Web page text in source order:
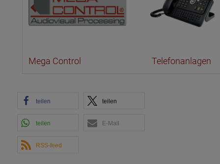
Mega Control Telefonanlagen
teilen teilen
teilen E-Mail
RSS-feed